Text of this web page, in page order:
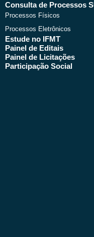
Consulta de Processos
Processos Físicos
Processos Eletrônicos
Estude no IFMT
Painel de Editais
Painel de Licitações
Participação Social